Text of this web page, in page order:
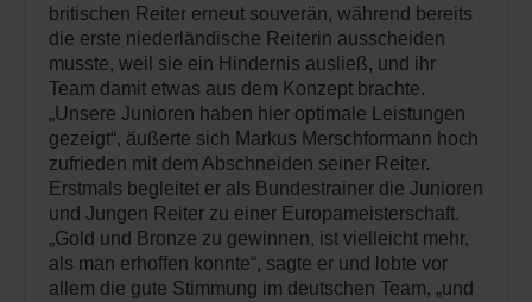
britischen Reiter erneut souverän, während bereits
die erste niederländische Reiterin ausscheiden
musste, weil sie ein Hindernis ausließ, und ihr
Team damit etwas aus dem Konzept brachte.
„Unsere Junioren haben hier optimale Leistungen
gezeigt“, äußerte sich Markus Merschformann hoch
zufrieden mit dem Abschneiden seiner Reiter.
Erstmals begleitet er als Bundestrainer die Junioren
und Jungen Reiter zu einer Europameisterschaft.
„Gold und Bronze zu gewinnen, ist vielleicht mehr,
als man erhoffen konnte“, sagte er und lobte vor
allem die gute Stimmung im deutschen Team, „und